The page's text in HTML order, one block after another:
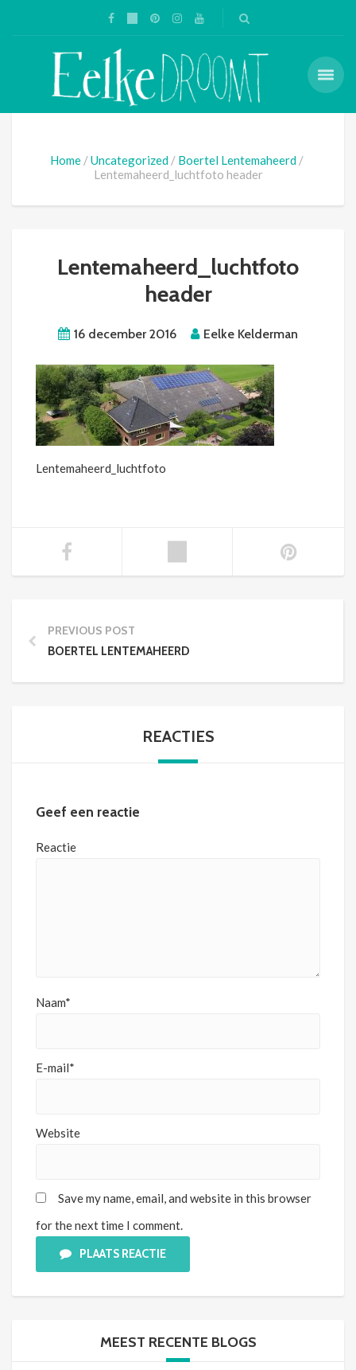
Home Uncategorized
Boertel Lentemaheerd
Lentemaheerd_luchtfoto header
Lentemaheerd_luchtfoto
header
16 december 2016 Eelke Kelderman
Lentemaheerd_luchtfoto
PREVIOUS POST
BOERTEL LENTEMAHEERD
REACTIES
Geef een reactie
Reactie
Naam*
E-mail*
Website
Save my name, email, and website in this browser
for the next time I comment.
PLAATS REACTIE
MEEST RECENTE BLOGS